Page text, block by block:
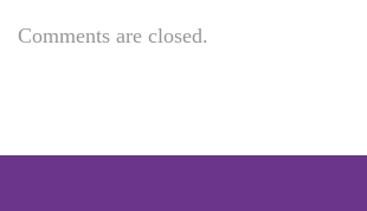
Comments are closed.